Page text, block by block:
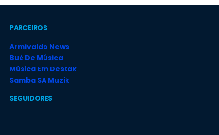
PARCEIROS
Armivaldo News
Bué De Música
Música Em Destak
Samba SA Muzik
SEGUIDORES